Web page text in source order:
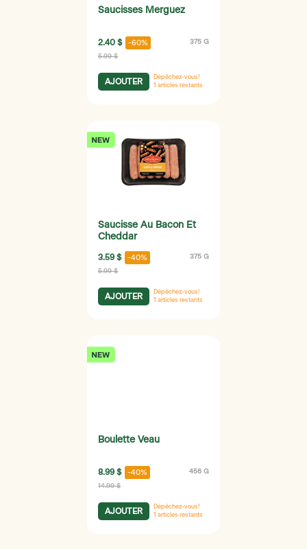
Saucisses Merguez
2.40 $ -60% 375 G
5.99 $
AJOUTER
Dépêchez-vous!
1 articles restants
Saucisse Au Bacon Et
Cheddar
3.59 $ -40% 375 G
5.99 $
AJOUTER
Dépêchez-vous!
1 articles restants
Boulette Veau
8.99 $ -40% 456 G
14.99 $
AJOUTER
Dépêchez-vous!
1 articles restants